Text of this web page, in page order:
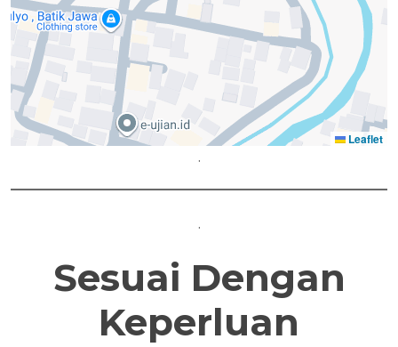
Leaflet
.
.
Sesuai Dengan
Keperluan